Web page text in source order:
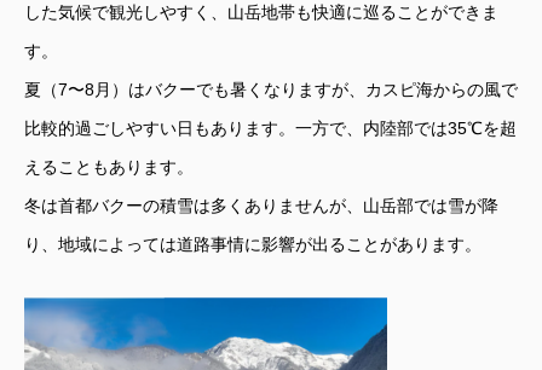
した気候で観光しやすく、山岳地帯も快適に巡ることができま
す。
夏（7〜8月）はバクーでも暑くなりますが、カスピ海からの風で
比較的過ごしやすい日もあります。一方で、内陸部では35℃を超
えることもあります。
冬は首都バクーの積雪は多くありませんが、山岳部では雪が降
り、地域によっては道路事情に影響が出ることがあります。